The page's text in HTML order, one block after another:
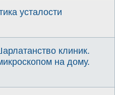
усталости
клиник.
на дому.